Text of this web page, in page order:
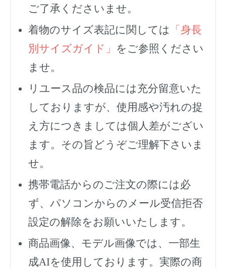
ご了承くださいませ。
着物のサイズ表記に関しては
「身長
別サイズガイド」 をご参照ください
ませ。
リユース品の検品には充分留意いた
しておりますが、使用感や汚れの捉
え方につきましては個人差がござい
ます。その旨どうぞご理解下さいま
せ。
携帯電話からのご注文の際には必
ず、 パソコンからのメール受信拒否
設定の解除をお願いいたします。
商品画像、モデル画像では、一部生
成AIを使用しております。実際の商